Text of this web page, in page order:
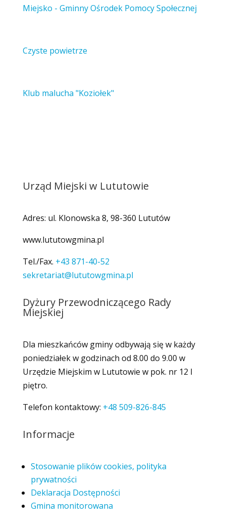
Miejsko - Gminny Ośrodek Pomocy Społecznej
Czyste powietrze
Klub malucha "Koziołek"
Urząd Miejski w Lututowie
Adres: ul. Klonowska 8, 98-360 Lututów
www.lututowgmina.pl
Tel./Fax. +43 871-40-52
sekretariat@lututowgmina.pl
Dyżury Przewodniczącego Rady
Miejskiej
Dla mieszkańców gminy odbywają się w każdy
poniedziałek w godzinach od 8.00 do 9.00 w
Urzędzie Miejskim w Lututowie w pok. nr 12 I
piętro.
Telefon kontaktowy: +48 509-826-845
Informacje
Stosowanie plików cookies, polityka
prywatności
Deklaracja Dostępności
Gmina monitorowana